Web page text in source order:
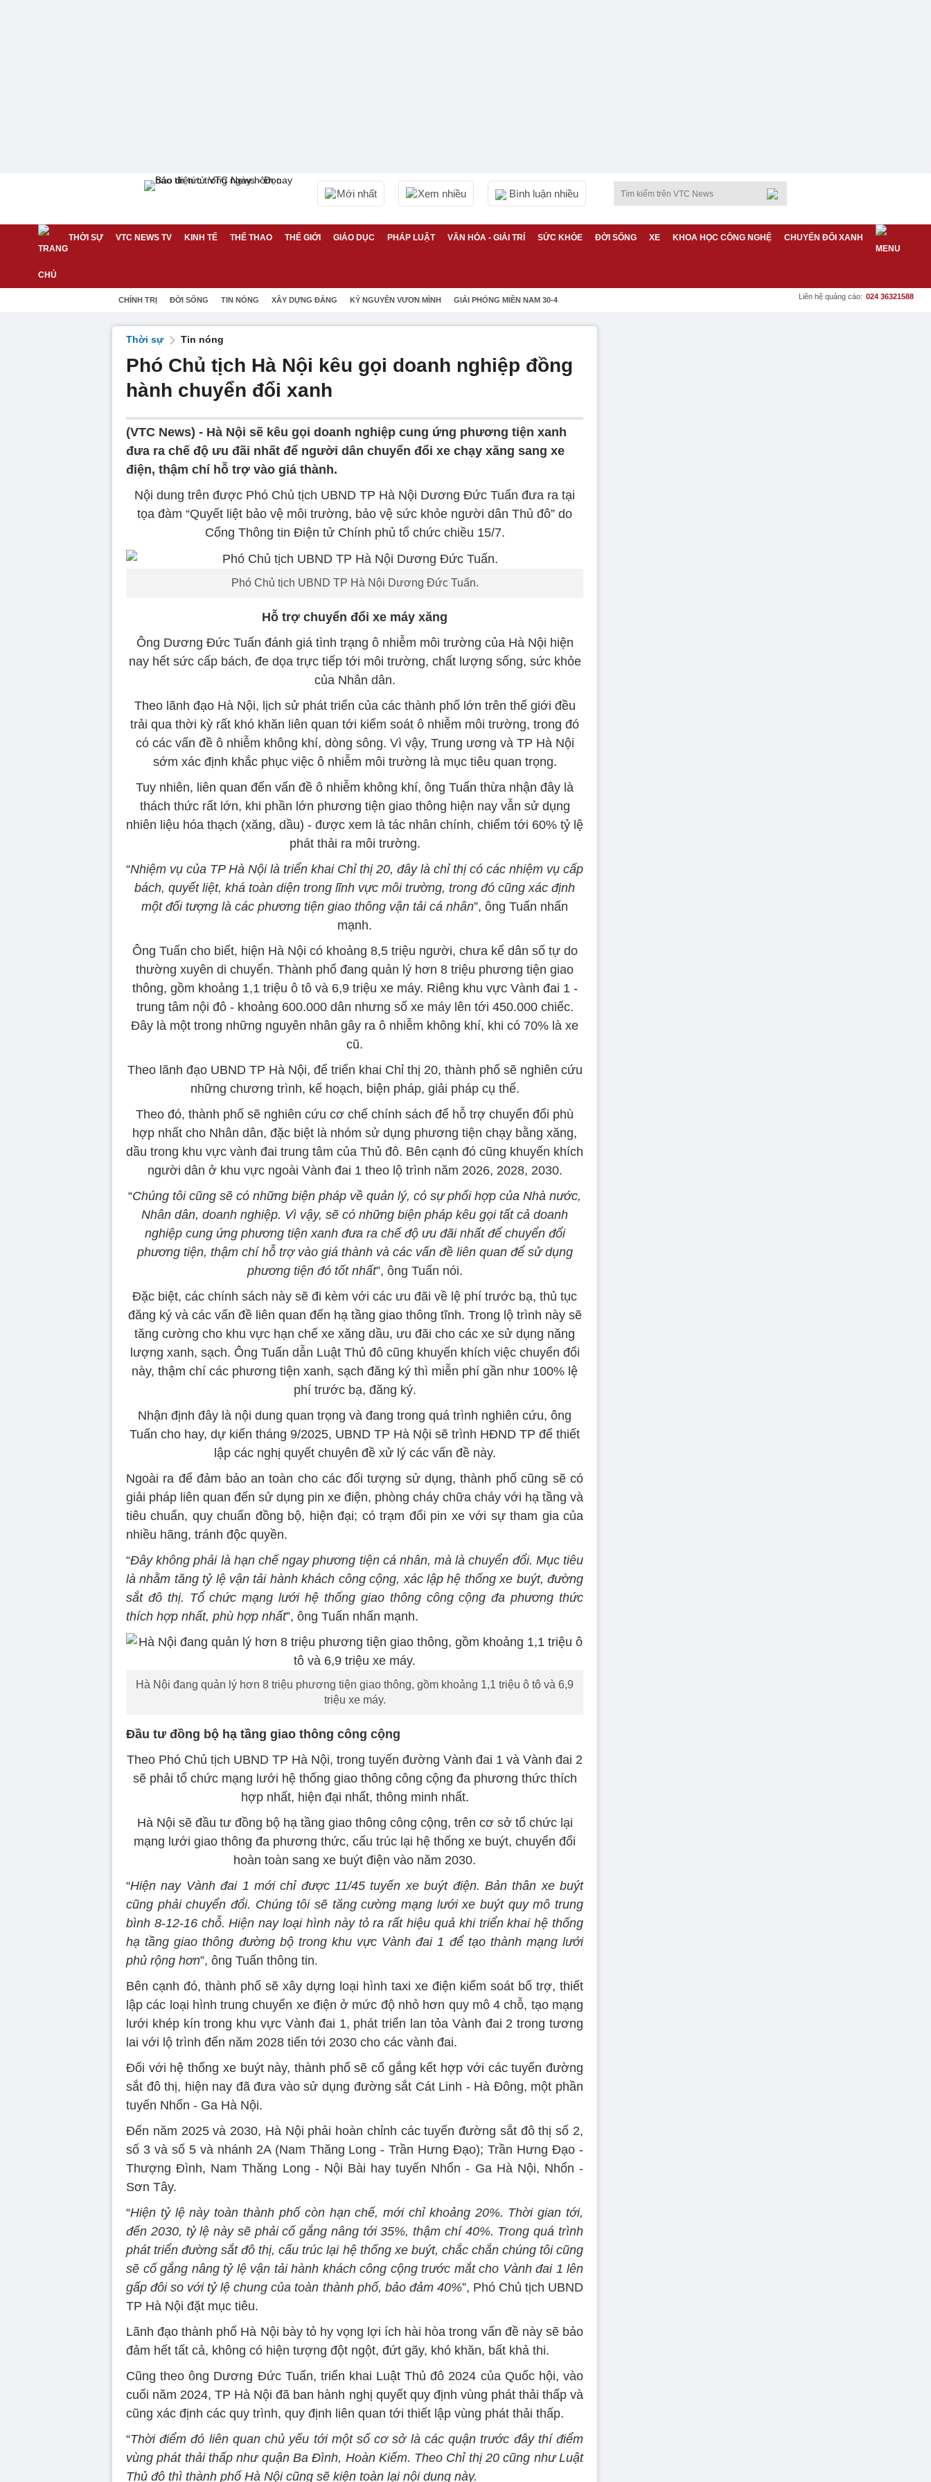
Mới nhất Xem nhiều Bình luận nhiều
THỜI SỰ VTC NEWS TV KINH TẾ THỂ THAO THẾ GIỚI GIÁO DỤC PHÁP LUẬT VĂN HÓA - GIẢI TRÍ SỨC KHỎE ĐỜI SỐNG XE KHOA HỌC CÔNG NGHỆ CHUYỂN ĐỔI XANH
CHÍNH TRỊ ĐỜI SỐNG TIN NÓNG XÂY DỰNG ĐẢNG KỶ NGUYÊN VƯƠN MÌNH GIẢI PHÓNG MIỀN NAM 30-4 Liên hệ quảng cáo: 024 36321588
Thời sự Tin nóng
Phó Chủ tịch Hà Nội kêu gọi doanh nghiệp đồng
hành chuyển đổi xanh
(VTC News) - Hà Nội sẽ kêu gọi doanh nghiệp cung ứng phương tiện xanh
đưa ra chế độ ưu đãi nhất để người dân chuyển đổi xe chạy xăng sang xe
điện, thậm chí hỗ trợ vào giá thành.
Nội dung trên được Phó Chủ tịch UBND TP Hà Nội Dương Đức Tuấn đưa ra tại
tọa đàm “Quyết liệt bảo vệ môi trường, bảo vệ sức khỏe người dân Thủ đô” do
Cổng Thông tin Điện tử Chính phủ tổ chức chiều 15/7.
Phó Chủ tịch UBND TP Hà Nội Dương Đức Tuấn.
Hỗ trợ chuyển đổi xe máy xăng
Ông Dương Đức Tuấn đánh giá tình trạng ô nhiễm môi trường của Hà Nội hiện
nay hết sức cấp bách, đe dọa trực tiếp tới môi trường, chất lượng sống, sức khỏe
của Nhân dân.
Theo lãnh đạo Hà Nội, lịch sử phát triển của các thành phố lớn trên thế giới đều
trải qua thời kỳ rất khó khăn liên quan tới kiểm soát ô nhiễm môi trường, trong đó
có các vấn đề ô nhiễm không khí, dòng sông. Vì vậy, Trung ương và TP Hà Nội
sớm xác định khắc phục việc ô nhiễm môi trường là mục tiêu quan trọng.
Tuy nhiên, liên quan đến vấn đề ô nhiễm không khí, ông Tuấn thừa nhận đây là
thách thức rất lớn, khi phần lớn phương tiện giao thông hiện nay vẫn sử dụng
nhiên liệu hóa thạch (xăng, dầu) - được xem là tác nhân chính, chiếm tới 60% tỷ lệ
phát thải ra môi trường.
“Nhiệm vụ của TP Hà Nội là triển khai Chỉ thị 20, đây là chỉ thị có các nhiệm vụ cấp
bách, quyết liệt, khá toàn diện trong lĩnh vực môi trường, trong đó cũng xác định
một đối tượng là các phương tiện giao thông vận tải cá nhân”, ông Tuấn nhấn
mạnh.
Ông Tuấn cho biết, hiện Hà Nội có khoảng 8,5 triệu người, chưa kể dân số tự do
thường xuyên di chuyển. Thành phố đang quản lý hơn 8 triệu phương tiện giao
thông, gồm khoảng 1,1 triệu ô tô và 6,9 triệu xe máy. Riêng khu vực Vành đai 1 -
trung tâm nội đô - khoảng 600.000 dân nhưng số xe máy lên tới 450.000 chiếc.
Đây là một trong những nguyên nhân gây ra ô nhiễm không khí, khi có 70% là xe
cũ.
Theo lãnh đạo UBND TP Hà Nội, để triển khai Chỉ thị 20, thành phố sẽ nghiên cứu
những chương trình, kế hoạch, biện pháp, giải pháp cụ thể.
Theo đó, thành phố sẽ nghiên cứu cơ chế chính sách để hỗ trợ chuyển đổi phù
hợp nhất cho Nhân dân, đặc biệt là nhóm sử dụng phương tiện chạy bằng xăng,
dầu trong khu vực vành đai trung tâm của Thủ đô. Bên cạnh đó cũng khuyến khích
người dân ở khu vực ngoài Vành đai 1 theo lộ trình năm 2026, 2028, 2030.
“Chúng tôi cũng sẽ có những biện pháp về quản lý, có sự phối hợp của Nhà nước,
Nhân dân, doanh nghiệp. Vì vậy, sẽ có những biện pháp kêu gọi tất cả doanh
nghiệp cung ứng phương tiện xanh đưa ra chế độ ưu đãi nhất để chuyển đổi
phương tiện, thậm chí hỗ trợ vào giá thành và các vấn đề liên quan để sử dụng
phương tiện đó tốt nhất”, ông Tuấn nói.
Đặc biệt, các chính sách này sẽ đi kèm với các ưu đãi về lệ phí trước bạ, thủ tục
đăng ký và các vấn đề liên quan đến hạ tầng giao thông tĩnh. Trong lộ trình này sẽ
tăng cường cho khu vực hạn chế xe xăng dầu, ưu đãi cho các xe sử dụng năng
lượng xanh, sạch. Ông Tuấn dẫn Luật Thủ đô cũng khuyến khích việc chuyển đổi
này, thậm chí các phương tiện xanh, sạch đăng ký thì miễn phí gần như 100% lệ
phí trước bạ, đăng ký.
Nhận định đây là nội dung quan trọng và đang trong quá trình nghiên cứu, ông
Tuấn cho hay, dự kiến tháng 9/2025, UBND TP Hà Nội sẽ trình HĐND TP để thiết
lập các nghị quyết chuyên đề xử lý các vấn đề này.
Ngoài ra để đảm bảo an toàn cho các đối tượng sử dụng, thành phố cũng sẽ có
giải pháp liên quan đến sử dụng pin xe điện, phòng cháy chữa cháy với hạ tầng và
tiêu chuẩn, quy chuẩn đồng bộ, hiện đại; có trạm đổi pin xe với sự tham gia của
nhiều hãng, tránh độc quyền.
“Đây không phải là hạn chế ngay phương tiện cá nhân, mà là chuyển đổi. Mục tiêu
là nhằm tăng tỷ lệ vận tải hành khách công cộng, xác lập hệ thống xe buýt, đường
sắt đô thị. Tổ chức mạng lưới hệ thống giao thông công cộng đa phương thức
thích hợp nhất, phù hợp nhất”, ông Tuấn nhấn mạnh.
Hà Nội đang quản lý hơn 8 triệu phương tiện giao thông, gồm khoảng 1,1 triệu ô tô và 6,9
triệu xe máy.
Đầu tư đồng bộ hạ tầng giao thông công cộng
Theo Phó Chủ tịch UBND TP Hà Nội, trong tuyến đường Vành đai 1 và Vành đai 2
sẽ phải tổ chức mạng lưới hệ thống giao thông công cộng đa phương thức thích
hợp nhất, hiện đại nhất, thông minh nhất.
Hà Nội sẽ đầu tư đồng bộ hạ tầng giao thông công cộng, trên cơ sở tổ chức lại
mạng lưới giao thông đa phương thức, cấu trúc lại hệ thống xe buýt, chuyển đổi
hoàn toàn sang xe buýt điện vào năm 2030.
“Hiện nay Vành đai 1 mới chỉ được 11/45 tuyến xe buýt điện. Bản thân xe buýt
cũng phải chuyển đổi. Chúng tôi sẽ tăng cường mạng lưới xe buýt quy mô trung
bình 8-12-16 chỗ. Hiện nay loại hình này tỏ ra rất hiệu quả khi triển khai hệ thống
hạ tầng giao thông đường bộ trong khu vực Vành đai 1 để tạo thành mạng lưới
phủ rộng hơn”, ông Tuấn thông tin.
Bên cạnh đó, thành phố sẽ xây dựng loại hình taxi xe điện kiểm soát bổ trợ, thiết
lập các loại hình trung chuyển xe điện ở mức độ nhỏ hơn quy mô 4 chỗ, tạo mạng
lưới khép kín trong khu vực Vành đai 1, phát triển lan tỏa Vành đai 2 trong tương
lai với lộ trình đến năm 2028 tiến tới 2030 cho các vành đai.
Đối với hệ thống xe buýt này, thành phố sẽ cố gắng kết hợp với các tuyến đường
sắt đô thị, hiện nay đã đưa vào sử dụng đường sắt Cát Linh - Hà Đông, một phần
tuyến Nhổn - Ga Hà Nội.
Đến năm 2025 và 2030, Hà Nội phải hoàn chỉnh các tuyến đường sắt đô thị số 2,
số 3 và số 5 và nhánh 2A (Nam Thăng Long - Trần Hưng Đạo); Trần Hưng Đạo -
Thượng Đình, Nam Thăng Long - Nội Bài hay tuyến Nhổn - Ga Hà Nội, Nhổn -
Sơn Tây.
“Hiện tỷ lệ này toàn thành phố còn hạn chế, mới chỉ khoảng 20%. Thời gian tới,
đến 2030, tỷ lệ này sẽ phải cố gắng nâng tới 35%, thậm chí 40%. Trong quá trình
phát triển đường sắt đô thị, cấu trúc lại hệ thống xe buýt, chắc chắn chúng tôi cũng
sẽ cố gắng nâng tỷ lệ vận tải hành khách công cộng trước mắt cho Vành đai 1 lên
gấp đôi so với tỷ lệ chung của toàn thành phố, bảo đảm 40%”, Phó Chủ tịch UBND
TP Hà Nội đặt mục tiêu.
Lãnh đạo thành phố Hà Nội bày tỏ hy vọng lợi ích hài hòa trong vấn đề này sẽ bảo
đảm hết tất cả, không có hiện tượng đột ngột, đứt gãy, khó khăn, bất khả thi.
Cũng theo ông Dương Đức Tuấn, triển khai Luật Thủ đô 2024 của Quốc hội, vào
cuối năm 2024, TP Hà Nội đã ban hành nghị quyết quy định vùng phát thải thấp và
cũng xác định các quy trình, quy định liên quan tới thiết lập vùng phát thải thấp.
“Thời điểm đó liên quan chủ yếu tới một số cơ sở là các quận trước đây thí điểm
vùng phát thải thấp như quận Ba Đình, Hoàn Kiếm. Theo Chỉ thị 20 cũng như Luật
Thủ đô thì thành phố Hà Nội cũng sẽ kiện toàn lại nội dung này.